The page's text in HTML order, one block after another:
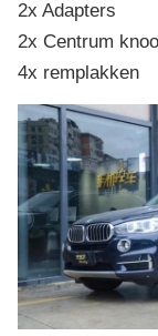
2x Adapters
2x Centrum
4x remplakken